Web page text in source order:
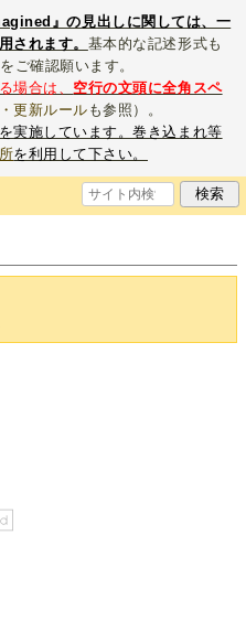
』の見出しに関しては、一
されます。 基本的な記述形式も
をご確認願います。
場合は、 空行の文頭に全角スペ
更新ルール も参照）。
実施しています。巻き込まれ等
を利用して下さい。